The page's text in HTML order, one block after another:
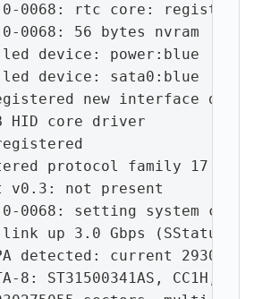
0-0068: rtc core:
0068: 56 bytes nvram
led device: power:blue
led device: sata0:blue
new interface
HID core driver
protocol family 17
v0.3: not present
0068: setting system clock
link up 3.0 Gbps (SStatus
detected: current
8: ST31500341AS, CC1H, max